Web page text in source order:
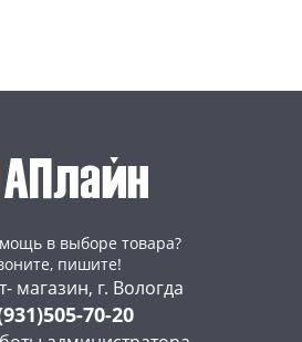
в выборе товара?
пишите!
магазин, г. Вологда
70-20